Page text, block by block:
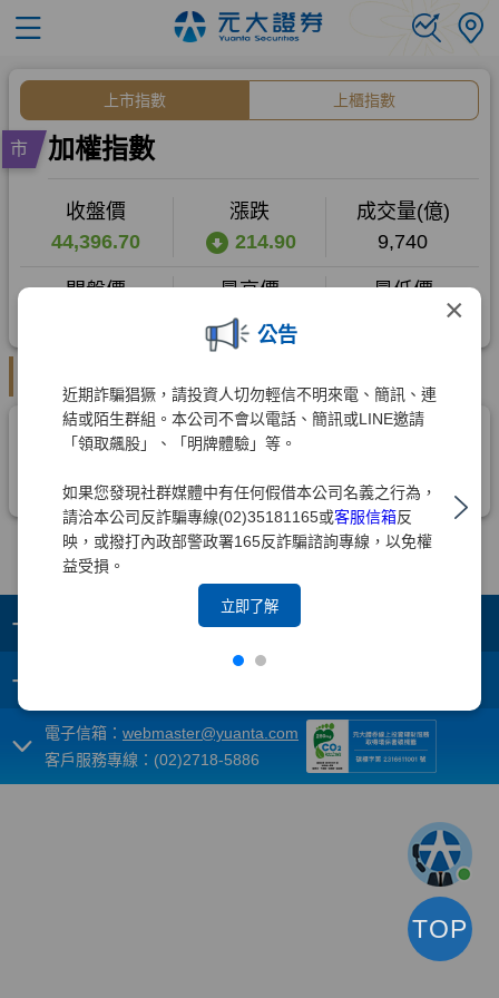
×
公告
近期詐騙猖獗，請投資人切勿輕信不明來電、簡訊、連
結或陌生群組。本公司不會以電話、簡訊或LINE邀請
「領取飆股」、「明牌體驗」等。
如果您發現社群媒體中有任何假借本公司名義之行為，
請洽本公司反詐騙專線(02)35181165或客服信箱反
映，或撥打內政部警政署165反詐騙諮詢專線，以免權
益受損。
立即了解
+
+
電子信箱： webmaster@yuanta.com
客戶服務專線：(02)2718-5886
TOP